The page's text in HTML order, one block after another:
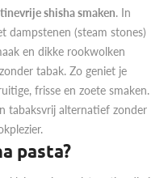
shisha smaken. In
dampstenen (steam stones)
en dikke rookwolken
tabak. Zo geniet je
frisse en zoete smaken.
tabaksvrij alternatief zonder
pasta?